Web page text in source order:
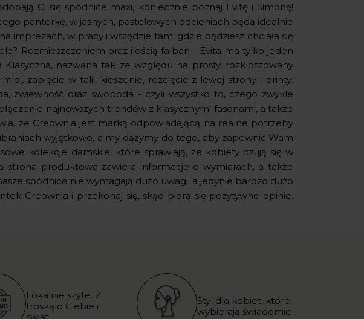
Ci się spódnice maxi, koniecznie poznaj Evitę i Simonę!
panterkę, w jasnych, pastelowych odcieniach będą idealnie
imprezach, w pracy i wszędzie tam, gdzie będziesz chciała się
Rozmieszczeniem oraz ilością falban - Evita ma tylko jeden
nazwana tak ze względu na prosty, rozkloszowany
zapięcie w talii, kieszenie, rozcięcie z lewej strony i printy:
zwiewność oraz swoboda - czyli wszystko to, czego zwykle
najnowszych trendów z klasycznymi fasonami, a także
że Creownia jest marką odpowiadającą na realne potrzeby
wyjątkowo, a my dążymy do tego, aby zapewnić Wam
kolekcje damskie, które sprawiają, że kobiety czują się w
strona produktowa zawiera informacje o wymiarach, a także
spódnice nie wymagają dużo uwagi, a jedynie bardzo dużo
Creownia i przekonaj się, skąd biorą się pozytywne opinie.
Lokalnie szyte. Z
troską o Ciebie i
świat
Styl dla kobiet, które
wybierają świadomie